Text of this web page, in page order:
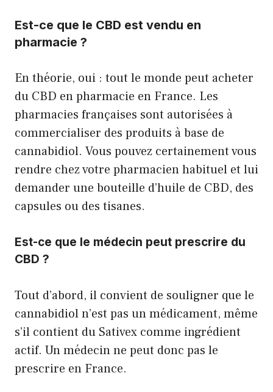
Est-ce que le CBD est vendu en
pharmacie ?
En théorie, oui : tout le monde peut acheter
du CBD en pharmacie en France. Les
pharmacies françaises sont autorisées à
commercialiser des produits à base de
cannabidiol. Vous pouvez certainement vous
rendre chez votre pharmacien habituel et lui
demander une bouteille d’huile de CBD, des
capsules ou des tisanes.
Est-ce que le médecin peut prescrire du
CBD ?
Tout d’abord, il convient de souligner que le
cannabidiol n’est pas un médicament, même
s’il contient du Sativex comme ingrédient
actif. Un médecin ne peut donc pas le
prescrire en France.